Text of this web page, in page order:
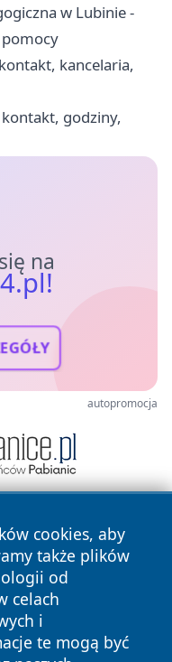
w Lubinie -
kancelaria,
godziny,
na
autopromocja
cookies, aby
także plików
od
celach
i
te mogą być
prawa zastrzeżone.